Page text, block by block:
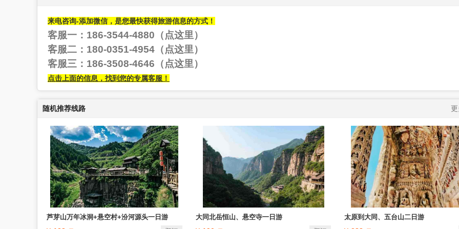
来电咨询-添加微信，是您最快获得旅游信息的方式！
客服一：186-3544-4880（点这里）
客服二：180-0351-4954 （点这里）
客服三：186-3508-4646 （点这里）
点击上面的信息，找到您的专属客服！
随机推荐线路
芦芽山万年冰洞+悬空村+汾河源头一日游 大同北岳恒山、悬空寺一日游 太原到大同、五台山二日游